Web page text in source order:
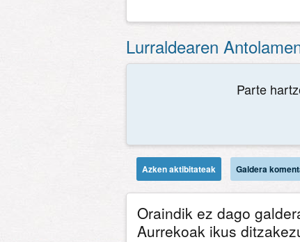
Lurraldearen
Parte
Azken aktibitateak Galdera
Oraindik ez dago
Aurrekoak ikus